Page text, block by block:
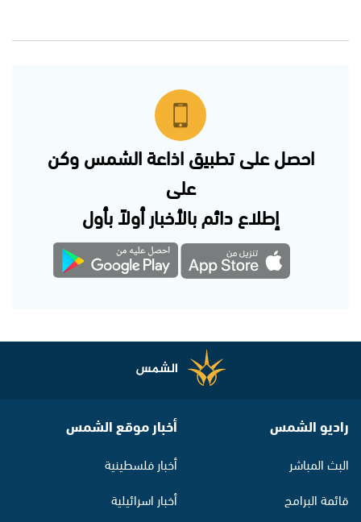
احصل على تطبيق اذاعة الشمس وكن
على
إطلاع دائم بالأخبار أولاً بأول
راديو الشمس
البث المباشر
قائمة البرامج
أخبار موقع الشمس
أخبار فلسطينية
أخبار اسرائيلية